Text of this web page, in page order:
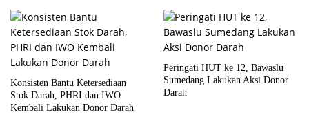
Konsisten Bantu Ketersediaan
Stok Darah, PHRI dan IWO
Kembali Lakukan Donor Darah
Peringati HUT ke 12, Bawaslu
Sumedang Lakukan Aksi Donor
Darah